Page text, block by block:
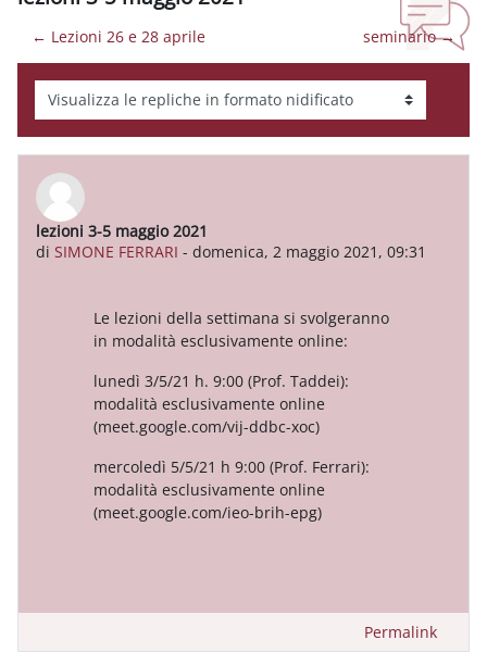
← Lezioni 26 e 28 aprile seminario →
Modalità visualizzazione
lezioni 3-5 maggio 2021
di SIMONE FERRARI - domenica, 2 maggio 2021, 09:31
Numero di risposte: 0
Le lezioni della settimana si svolgeranno
in modalità esclusivamente online:
lunedì 3/5/21 h. 9:00 (Prof. Taddei):
modalità esclusivamente online
(meet.google.com/vij-ddbc-xoc)
mercoledì 5/5/21 h 9:00 (Prof. Ferrari):
modalità esclusivamente online
(meet.google.com/ieo-brih-epg)
Permalink